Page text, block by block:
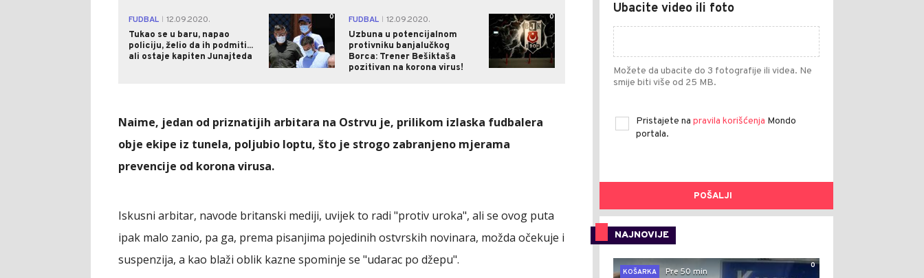
FUDBAL
12.09.2020.
Tukao se u baru, napao
policiju, želio da ih podmiti...
ali ostaje kapiten Junajteda
0 FUDBAL
12.09.2020.
Uzbuna u potencijalnom
protivniku banjalučkog
Borca: Trener Bešiktaša
pozitivan na korona virus!
0
Naime, jedan od priznatijih arbitara na Ostrvu je, prilikom izlaska fudbalera
obje ekipe iz tunela, poljubio loptu, što je strogo zabranjeno mjerama
prevencije od korona virusa.
Iskusni arbitar, navode britanski mediji, uvijek to radi "protiv uroka", ali se ovog puta
ipak malo zanio, pa ga, prema pisanjima pojedinih ostvrskih novinara, možda očekuje i
suspenzija, a kao blaži oblik kazne spominje se "udarac po džepu".
Ubacite video ili foto
Možete da ubacite do 3 fotografije ili videa. Ne
smije biti više od 25 MB.
Pristajete na pravila korišćenja Mondo
portala.
POŠALJI
NAJNOVIJE
0
KOŠARKA
Pre 50 min